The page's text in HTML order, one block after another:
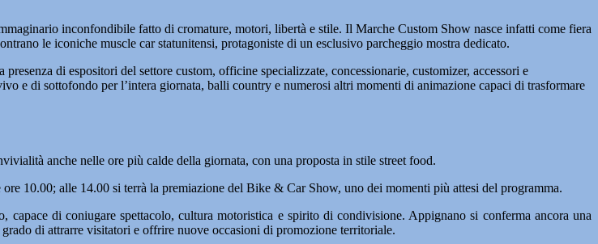
inconfondibile fatto di cromature, motori, libertà e stile. Il Marche Custom Show nasce infatti come fiera
le iconiche muscle car statunitensi, protagoniste di un esclusivo parcheggio mostra dedicato.
di espositori del settore custom, officine specializzate, concessionarie, customizer, accessori e
e di sottofondo per l’intera giornata, balli country e numerosi altri momenti di animazione capaci di trasformare
anche nelle ore più calde della giornata, con una proposta in stile street food.
10.00; alle 14.00 si terrà la premiazione del Bike & Car Show, uno dei momenti più attesi del programma.
di coniugare spettacolo, cultura motoristica e spirito di condivisione. Appignano si conferma ancora una
di attrarre visitatori e offrire nuove occasioni di promozione territoriale.